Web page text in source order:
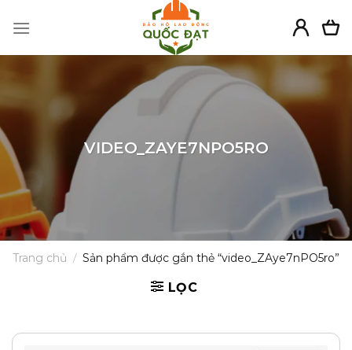
VIDEO_ZAYE7NPO5RO
Trang chủ / Sản phẩm được gắn thẻ “video_ZAye7nPO5ro”
LỌC